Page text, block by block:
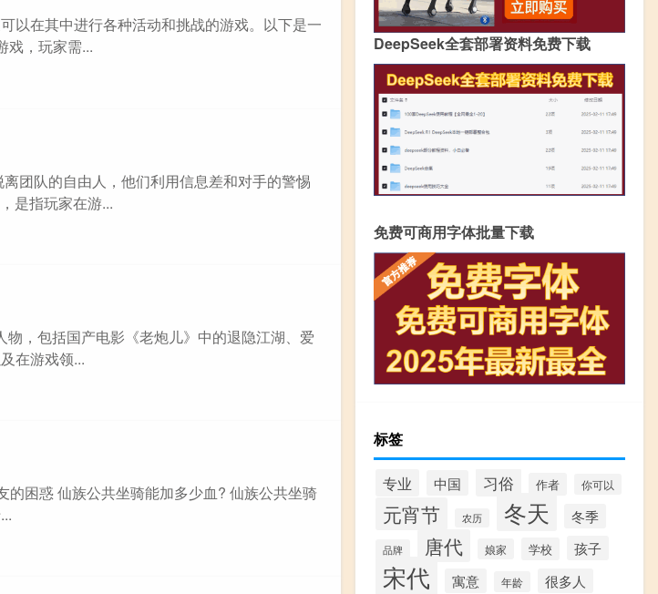
以在其中进行各种活动和挑战的游戏。以下是一
戏，玩家需...
团队的自由人，他们利用信息差和对手的警惕
是指玩家在游...
，包括国产电影《老炮儿》中的退隐江湖、爱
在游戏领...
的困惑 仙族公共坐骑能加多少血? 仙族公共坐骑
DeepSeek全套部署资料免费下载
免费可商用字体批量下载
标签
专业 中国 习俗 作者 你可以
元宵节 农历 冬天 冬季
品牌 唐代 娘家 学校 孩子
宋代 寓意 年龄 很多人